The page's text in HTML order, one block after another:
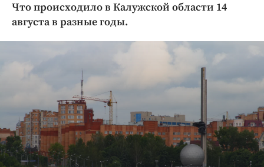
Благоустройство
Недвижимость и ЖКХ
Образование
Общество
Погода
Праздники
Происшествия
Что происходило в Калужской области 14
августа в разные годы.